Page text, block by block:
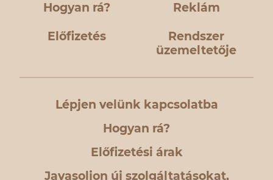
Hogyan rá? Reklám
Előfizetés
Rendszer
üzemeltetője
Lépjen velünk kapcsolatba
Hogyan rá?
Előfizetési árak
Javasoljon új szolgáltatásokat,